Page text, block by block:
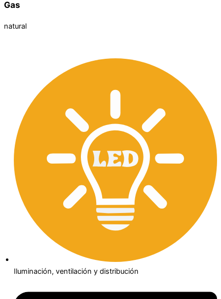
Gas
natural
Iluminación, ventilación y distribución